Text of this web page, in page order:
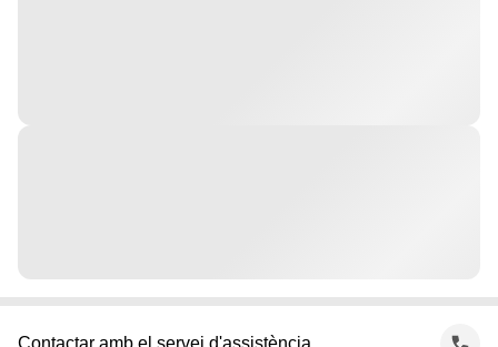
Contactar amb el servei d'assistència